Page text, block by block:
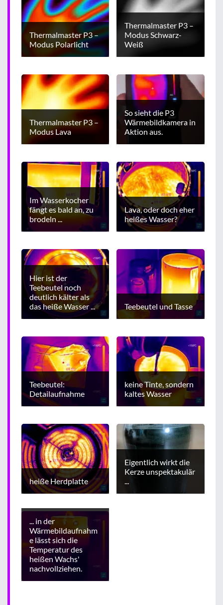
Thermalmaster P3 –
Modus Polarlicht
Thermalmaster P3 –
Modus Schwarz-
Weiß
Thermalmaster P3 –
Modus Lava
So sieht die P3
Wärmebildkamera in
Aktion aus.
Im Wasserkocher
fängt es bald an, zu
brodeln ...
Lava, oder doch eher
heißes Wasser?
Hier ist der
Teebeutel noch
deutlich kälter als
das heiße Wasser ...
Teebeutel und Tasse
Teebeutel:
Detailaufnahme
keine Tinte, sondern
kaltes Wasser
heiße Herdplatte
Eigentlich wirkt die
Kerze unspektakulär
...
... in der
Wärmebildaufnahm
e lässt sich die
Temperatur des
heißen Wachs'
nachvollziehen.